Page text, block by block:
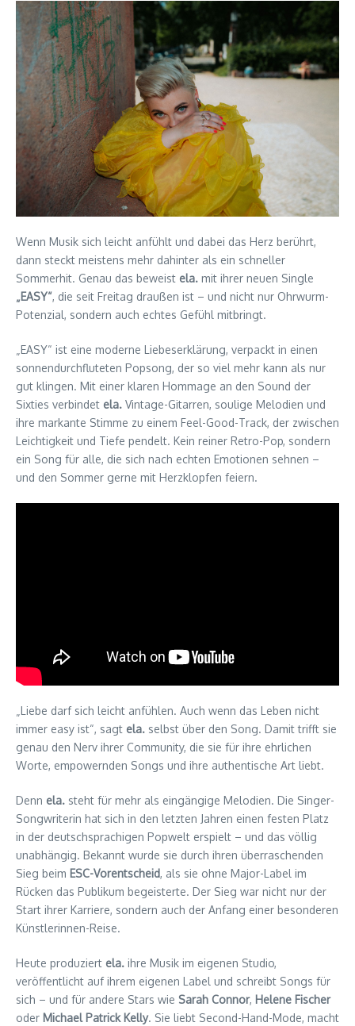
Wenn Musik sich leicht anfühlt und dabei das Herz berührt,
dann steckt meistens mehr dahinter als ein schneller
Sommerhit. Genau das beweist ela. mit ihrer neuen Single
„EASY“, die seit Freitag draußen ist – und nicht nur Ohrwurm-
Potenzial, sondern auch echtes Gefühl mitbringt.
„EASY“ ist eine moderne Liebeserklärung, verpackt in einen
sonnendurchfluteten Popsong, der so viel mehr kann als nur
gut klingen. Mit einer klaren Hommage an den Sound der
Sixties verbindet ela. Vintage-Gitarren, soulige Melodien und
ihre markante Stimme zu einem Feel-Good-Track, der zwischen
Leichtigkeit und Tiefe pendelt. Kein reiner Retro-Pop, sondern
ein Song für alle, die sich nach echten Emotionen sehnen –
und den Sommer gerne mit Herzklopfen feiern.
„Liebe darf sich leicht anfühlen. Auch wenn das Leben nicht
immer easy ist“, sagt ela. selbst über den Song. Damit trifft sie
genau den Nerv ihrer Community, die sie für ihre ehrlichen
Worte, empowernden Songs und ihre authentische Art liebt.
Denn ela. steht für mehr als eingängige Melodien. Die Singer-
Songwriterin hat sich in den letzten Jahren einen festen Platz
in der deutschsprachigen Popwelt erspielt – und das völlig
unabhängig. Bekannt wurde sie durch ihren überraschenden
Sieg beim ESC-Vorentscheid, als sie ohne Major-Label im
Rücken das Publikum begeisterte. Der Sieg war nicht nur der
Start ihrer Karriere, sondern auch der Anfang einer besonderen
Künstlerinnen-Reise.
Heute produziert ela. ihre Musik im eigenen Studio,
veröffentlicht auf ihrem eigenen Label und schreibt Songs für
sich – und für andere Stars wie Sarah Connor, Helene Fischer
oder Michael Patrick Kelly. Sie liebt Second-Hand-Mode, macht